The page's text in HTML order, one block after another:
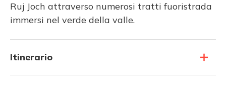
Ruj Joch attraverso numerosi tratti fuoristrada
immersi nel verde della valle.
Itinerario